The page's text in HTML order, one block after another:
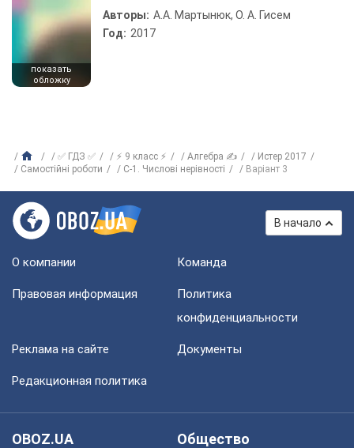
показать
обложку
Авторы: А.А. Мартынюк, О. А. Гисем
Год: 2017
✅ ГДЗ ✅ ⚡ 9 класс ⚡ Алгебра ✍
Истер 2017
Самостійні роботи
С-1. Числові нерівності Варіант 3
В начало
О компании Команда
Правовая информация
Политика
конфиденциальности
Реклама на сайте Документы
Редакционная политика
OBOZ.UA
Общество